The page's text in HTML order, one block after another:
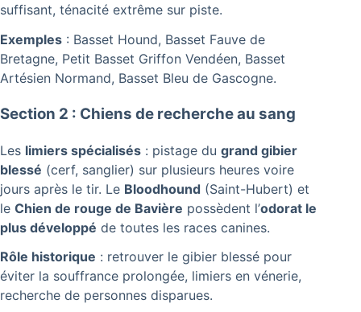
suffisant, ténacité extrême sur piste.
Exemples : Basset Hound, Basset Fauve de
Bretagne, Petit Basset Griffon Vendéen, Basset
Artésien Normand, Basset Bleu de Gascogne.
Section 2 : Chiens de recherche au sang
Les limiers spécialisés : pistage du grand gibier
blessé (cerf, sanglier) sur plusieurs heures voire
jours après le tir. Le Bloodhound (Saint-Hubert) et
le Chien de rouge de Bavière possèdent l’odorat le
plus développé de toutes les races canines.
Rôle historique : retrouver le gibier blessé pour
éviter la souffrance prolongée, limiers en vénerie,
recherche de personnes disparues.